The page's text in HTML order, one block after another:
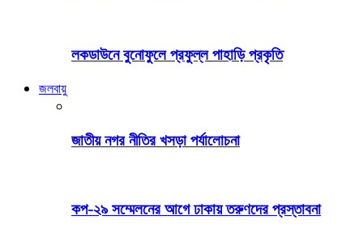
লকডাউনে বুনোফুলে প্রফুল্ল পাহাড়ি প্রকৃতি
জলবায়ু
জাতীয় নগর নীতির খসড়া পর্যালোচনা
কপ-২৯ সম্মেলনের আগে ঢাকায় তরুণদের প্রস্তাবনা